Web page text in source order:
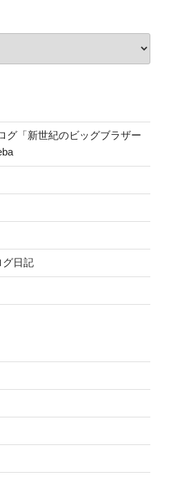
グ「新世紀のビッグブラザー
グ日記